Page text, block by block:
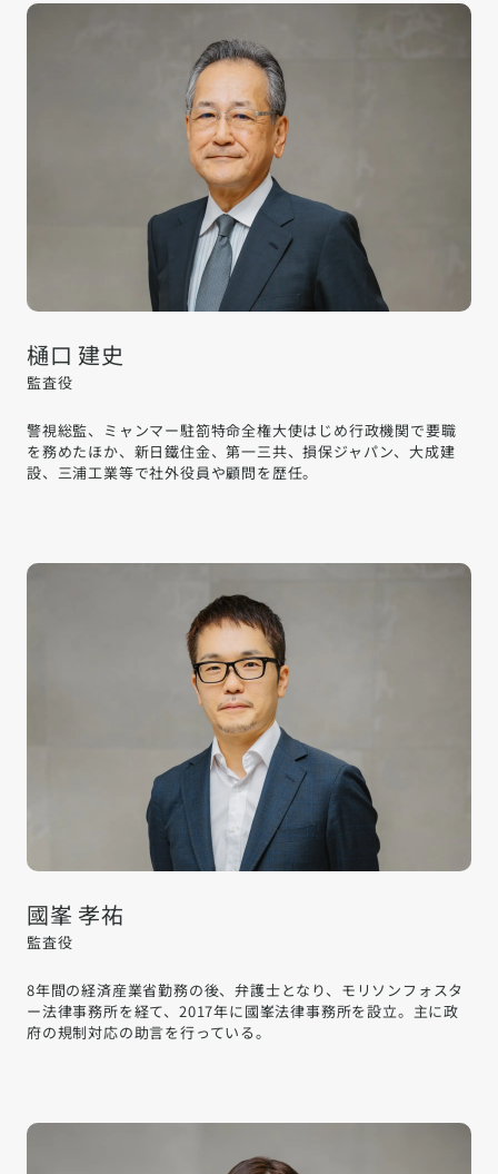
樋口 建史
監査役
警視総監、ミャンマー駐箚特命全権大使はじめ行政機関で要職
を務めたほか、新日鐵住金、第一三共、損保ジャパン、大成建
設、三浦工業等で社外役員や顧問を歴任。
國峯 孝祐
監査役
8年間の経済産業省勤務の後、弁護士となり、モリソンフォスタ
ー法律事務所を経て、2017年に國峯法律事務所を設立。主に政
府の規制対応の助言を行っている。